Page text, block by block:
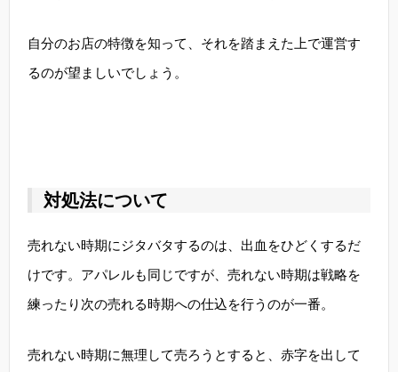
自分のお店の特徴を知って、それを踏まえた上で運営す
るのが望ましいでしょう。
対処法について
売れない時期にジタバタするのは、出血をひどくするだ
けです。アパレルも同じですが、売れない時期は戦略を
練ったり次の売れる時期への仕込を行うのが一番。
売れない時期に無理して売ろうとすると、赤字を出して